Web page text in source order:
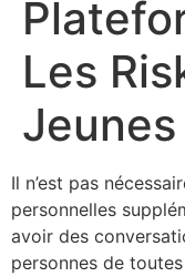
Les
Jeunes
Il n’est pas
personnelles
avoir des
personnes de